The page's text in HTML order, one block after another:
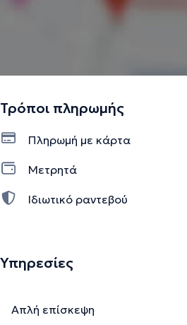
Τρόποι πληρωμής
Πληρωμή με κάρτα
Μετρητά
Ιδιωτικό ραντεβού
Υπηρεσίες
Απλή επίσκεψη